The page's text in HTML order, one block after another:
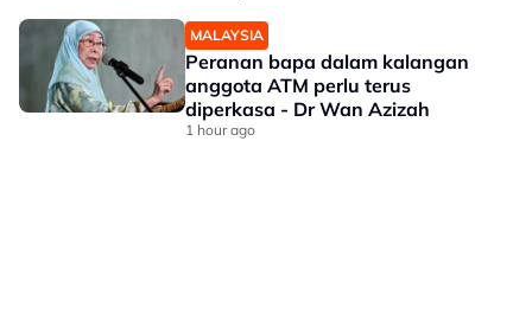
MALAYSIA
Peranan bapa dalam kalangan
anggota ATM perlu terus
diperkasa - Dr Wan Azizah
1 hour ago